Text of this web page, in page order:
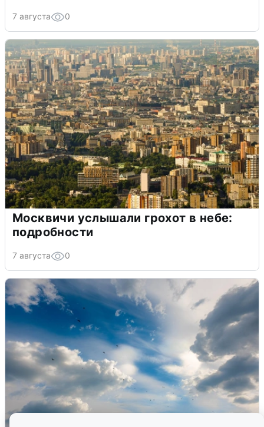
7 августа 0
Москвичи услышали грохот в небе:
подробности
7 августа 0